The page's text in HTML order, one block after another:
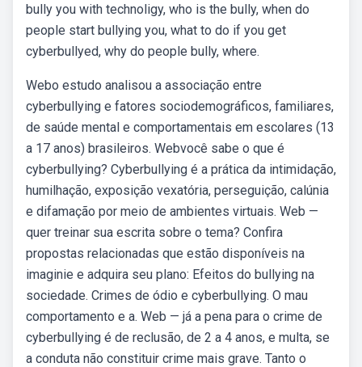
bully you with technoligy, who is the bully, when do
people start bullying you, what to do if you get
cyberbullyed, why do people bully, where.
Webo estudo analisou a associação entre
cyberbullying e fatores sociodemográficos, familiares,
de saúde mental e comportamentais em escolares (13
a 17 anos) brasileiros. Webvocê sabe o que é
cyberbullying? Cyberbullying é a prática da intimidação,
humilhação, exposição vexatória, perseguição, calúnia
e difamação por meio de ambientes virtuais. Web —
quer treinar sua escrita sobre o tema? Confira
propostas relacionadas que estão disponíveis na
imaginie e adquira seu plano: Efeitos do bullying na
sociedade. Crimes de ódio e cyberbullying. O mau
comportamento e a. Web — já a pena para o crime de
cyberbullying é de reclusão, de 2 a 4 anos, e multa, se
a conduta não constituir crime mais grave. Tanto o